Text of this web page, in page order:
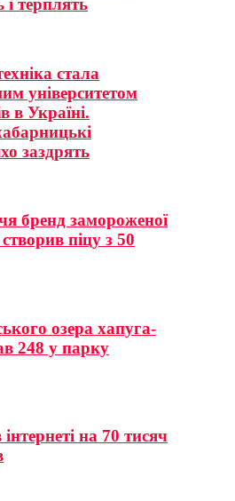
терплять
стала
університетом
в Україні.
заздрять
бренд замороженої
піцу з 50
озера хапуга-
248 у парку
на 70 тисяч